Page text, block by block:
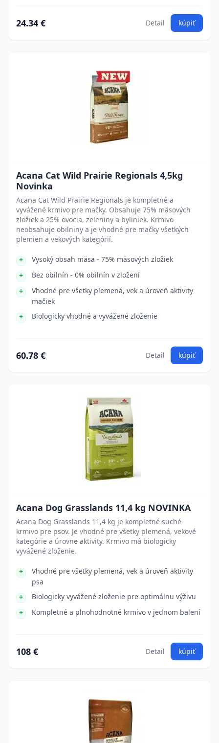
24.34 € Detail kúpiť
Acana Cat Wild Prairie Regionals 4,5kg
Novinka
Acana Cat Wild Prairie Regionals je kompletné a
vyvážené krmivo pre mačky. Obsahuje 75% mäsových
zložiek a 25% ovocia, zeleniny a byliniek. Krmivo
neobsahuje obilniny a je vhodné pre mačky všetkých
plemien a vekových kategórií.
Vysoký obsah mäsa - 75% mäsových zložiek
Bez obilnín - 0% obilnín v zložení
Vhodné pre všetky plemená, vek a úroveň aktivity
mačiek
Biologicky vhodné a vyvážené zloženie
60.78 € Detail kúpiť
Acana Dog Grasslands 11,4 kg NOVINKA
Acana Dog Grasslands 11,4 kg je kompletné suché
krmivo pre psov. Je vhodné pre všetky plemená, vekové
kategórie a úrovne aktivity. Krmivo má biologicky
vyvážené zloženie.
Vhodné pre všetky plemená, vek a úroveň aktivity
psa
Biologicky vyvážené zloženie pre optimálnu výživu
Kompletné a plnohodnotné krmivo v jednom balení
108 € Detail kúpiť